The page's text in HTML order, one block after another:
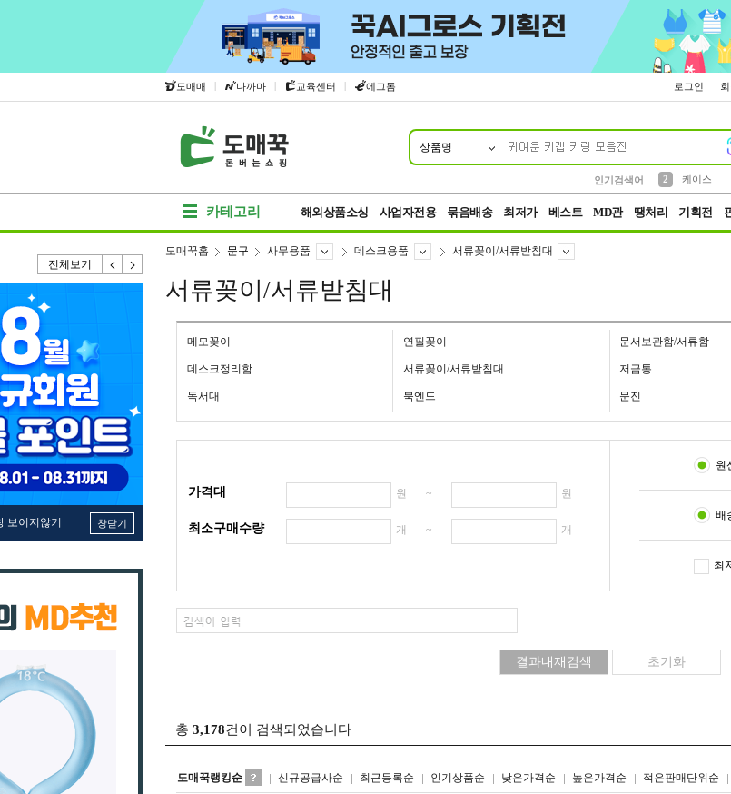
도매매 | 나까마 | 교육센터 | 에그돔 로그인
상품명
인기검색어
2
케이스
카테고리 해외상품소싱 사업자전용 묶음배송 최저가 베스트 MD관 땡처리 기획전
전체보기
보이지않기 창닫기
도매꾹홈 문구 사무용품 데스크용품 서류꽂이/서류받침대
서류꽂이/서류받침대
메모꽂이 연필꽂이 문서보관함/서류함
데스크정리함 서류꽂이/서류받침대 저금통
독서대 북엔드 문진
가격대 원 ~ 원
최소구매수량 개 ~ 개
원
배
최
총 3,178건이 검색되었습니다
도매꾹랭킹순 신규공급사순 최근등록순 인기상품순 낮은가격순 높은가격순 적은판매단위순
리스트형갤러리형